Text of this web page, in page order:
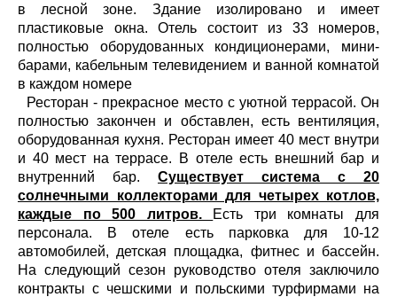
в лесной зоне. Здание изолировано и имеет
пластиковые окна. Отель состоит из 33 номеров,
полностью оборудованных кондиционерами, мини-
барами, кабельным телевидением и ванной комнатой
в каждом номере
Ресторан - прекрасное место с уютной террасой. Он
полностью закончен и обставлен, есть вентиляция,
оборудованная кухня. Ресторан имеет 40 мест внутри
и 40 мест на террасе. В отеле есть внешний бар и
внутренний бар. Существует система с 20
солнечными коллекторами для четырех котлов,
каждые по 500 литров.
Есть три комнаты для
персонала. В отеле есть парковка для 10-12
автомобилей, детская площадка, фитнес и бассейн.
На следующий сезон руководство отеля заключило
контракты с чешскими и польскими турфирмами на